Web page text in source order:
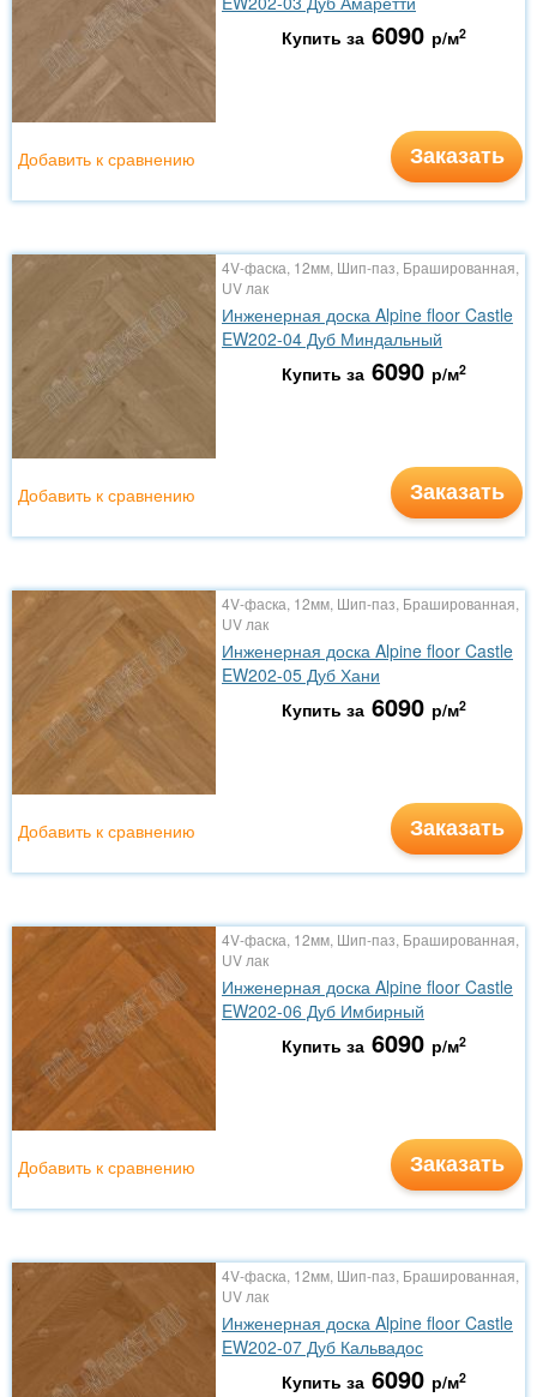
Купить за 6090 р/м2
Заказать
Добавить к сравнению
4V-фаска, 12мм, Шип-паз, Брашированная,
UV лак
Инженерная доска Alpine floor Castle
EW202-04 Дуб Миндальный
Купить за 6090 р/м2
Заказать
Добавить к сравнению
4V-фаска, 12мм, Шип-паз, Брашированная,
UV лак
Инженерная доска Alpine floor Castle
EW202-05 Дуб Хани
Купить за 6090 р/м2
Заказать
Добавить к сравнению
4V-фаска, 12мм, Шип-паз, Брашированная,
UV лак
Инженерная доска Alpine floor Castle
EW202-06 Дуб Имбирный
Купить за 6090 р/м2
Заказать
Добавить к сравнению
4V-фаска, 12мм, Шип-паз, Брашированная,
UV лак
Инженерная доска Alpine floor Castle
EW202-07 Дуб Кальвадос
Купить за 6090 р/м2